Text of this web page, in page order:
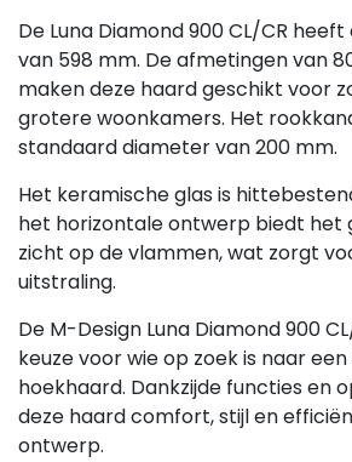
De Luna Diamond 900 CL/CR
van 598 mm. De afmetingen van
maken deze haard geschikt voor
grotere woonkamers. Het
standaard diameter van 200 mm.
Het keramische glas is
het horizontale ontwerp biedt het
zicht op de vlammen, wat zorgt
uitstraling.
De M-Design Luna Diamond 900
keuze voor wie op zoek is naar
hoekhaard. Dankzijde functies en
deze haard comfort, stijl en
ontwerp.